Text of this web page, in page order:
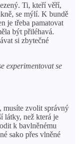
Ti, kteří věří,
se mýlí. K bundě
je třeba pamatovat
být přiléhavá.
si zbytečné
experimentovat se
musíte zvolit správný
látky, než která je
k bavlněnému
sako přes vlněné